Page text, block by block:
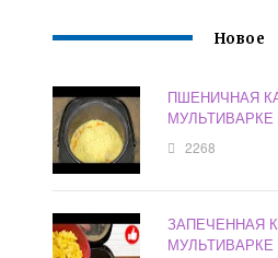
Новое
ПШЕНИЧНАЯ
МУЛЬТИВАРКЕ
2268
ЗАПЕЧЕННАЯ
МУЛЬТИВАРКЕ